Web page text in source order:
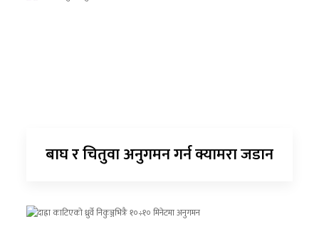
बाघ र चितुवा अनुगमन गर्न क्यामरा जडान